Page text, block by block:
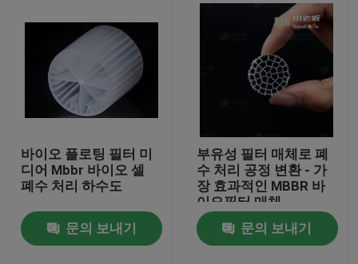
제품
회사 소개
공장 여행
품질 관리
바이오 플로팅 필터 미
디어 Mbbr 바이오 셀
폐수 처리 하수도
문의 보내기
부유성 필터 매체로 폐
수 처리 공정 변환 - 가
장 효과적인 MBBR 바
이오필터 매체
문의 보내기